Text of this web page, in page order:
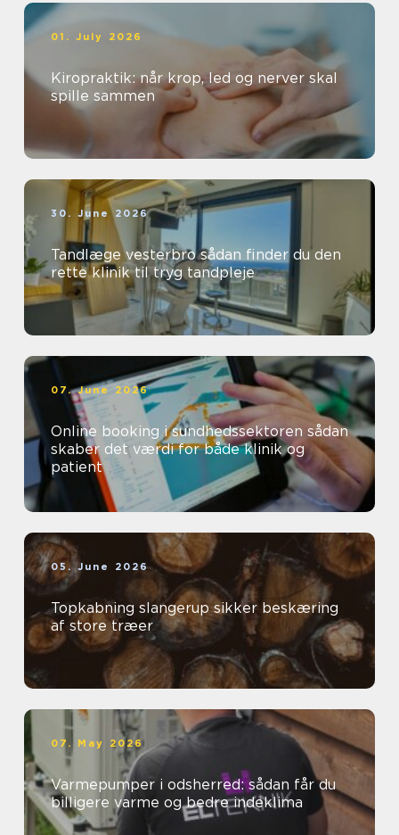
01. July 2026
Kiropraktik: når krop, led og nerver skal
spille sammen
30. June 2026
Tandlæge vesterbro sådan finder du den
rette klinik til tryg tandpleje
07. June 2026
Online booking i sundhedssektoren sådan
skaber det værdi for både klinik og
patient
05. June 2026
Topkabning slangerup sikker beskæring
af store træer
07. May 2026
Varmepumper i odsherred: sådan får du
billigere varme og bedre indeklima